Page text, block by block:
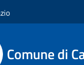
Comune di